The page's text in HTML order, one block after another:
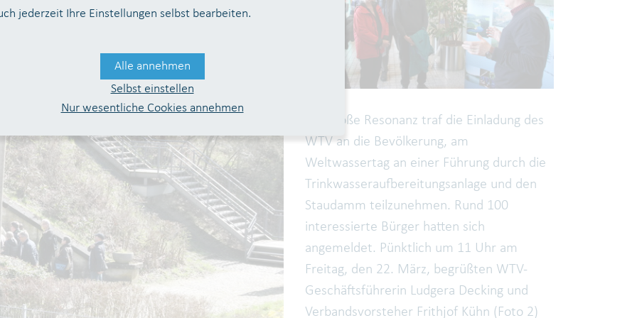
Auf große Resonanz traf die Einladung des
WTV an die Bevölkerung, am
Weltwassertag an einer Führung durch die
Trinkwasseraufbereitungsanlage und den
Staudamm teilzunehmen. Rund 100
interessierte Bürger hatten sich
angemeldet. Pünktlich um 11 Uhr am
Freitag, den 22. März, begrüßten WTV-
Geschäftsführerin Ludgera Decking und
Verbandsvorsteher Frithjof Kühn (Foto 2)
jederzeit Ihre Einstellungen selbst bearbeiten.
Alle annehmen
Selbst einstellen
Nur wesentliche Cookies annehmen